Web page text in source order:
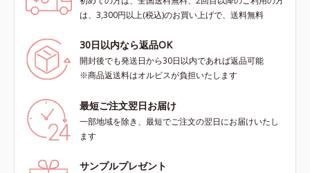
は、3,300円以上(税込)のお買い上げで、送料無料
30日以内なら返品OK
開封後でも発送日から30日以内であれば返品可能
※商品返送料はオルビスが負担いたします
最短ご注文翌日お届け
一部地域を除き、最短でご注文の翌日にお届けいたし
ます
サンプルプレゼント